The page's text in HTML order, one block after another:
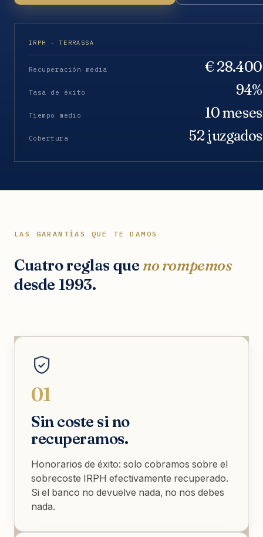
IRPH · TERRASSA
Recuperación media € 28.400
Tasa de éxito 94%
Tiempo medio 10 meses
Cobertura 52 juzgados
LAS GARANTÍAS QUE TE DAMOS
Cuatro reglas que no rompemos
desde 1993.
01
Sin coste si no
recuperamos.
Honorarios de éxito: solo cobramos sobre el
sobrecoste IRPH efectivamente recuperado.
Si el banco no devuelve nada, no nos debes
nada.